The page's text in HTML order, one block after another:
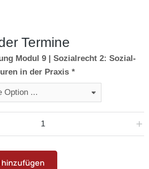
Termine
Modul 9 | Sozialrecht 2: Sozial-
in der Praxis *
hinzufügen